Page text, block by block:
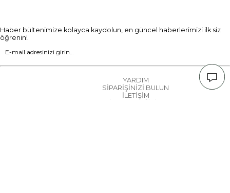
Haber bültenimize kolayca kaydolun, en güncel haberlerimizi ilk siz
öğrenin!
YARDIM
SİPARİŞİNİZİ BULUN
İLETİŞİM